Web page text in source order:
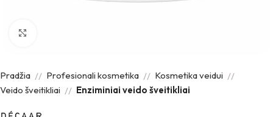
Pradžia Profesionali kosmetika
Kosmetika veidui
Veido šveitikliai
Enziminiai veido šveitikliai